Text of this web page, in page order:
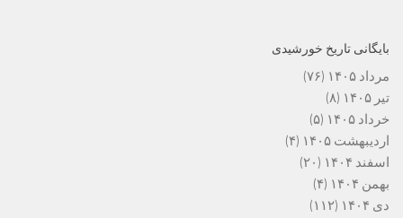
بایگانی تاریخ خورشیدی
مرداد ۱۴۰۵
(۷۶)
تیر ۱۴۰۵
(۸)
خرداد ۱۴۰۵
(۵)
اردیبهشت ۱۴۰۵
(۴)
اسفند ۱۴۰۴
(۲۰)
بهمن ۱۴۰۴
(۴)
دی ۱۴۰۴
(۱۱۲)